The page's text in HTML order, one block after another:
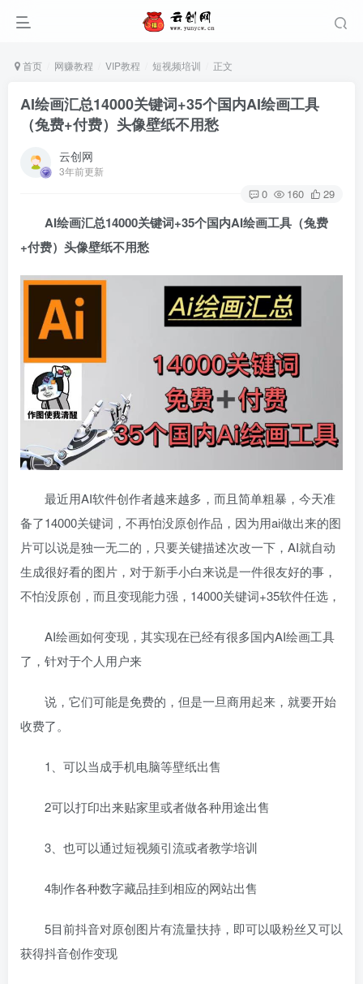
首页 网赚教程 VIP教程 短视频培训 正文
AI绘画汇总14000关键词+35个国内AI绘画工具
（兔费+付费）头像壁纸不用愁
云创网
3年前更新
0 160 29
AI绘画汇总14000关键词+35个国内AI绘画工具（兔费
+付费）头像壁纸不用愁
最近用AI软件创作者越来越多，而且简单粗暴，今天准
备了14000关键词，不再怕没原创作品，因为用ai做出来的图
片可以说是独一无二的，只要关键描述次改一下，AI就自动
生成很好看的图片，对于新手小白来说是一件很友好的事，
不怕没原创，而且变现能力强，14000关键词+35软件任选，
AI绘画如何变现，其实现在已经有很多国内AI绘画工具
了，针对于个人用户来
说，它们可能是免费的，但是一旦商用起来，就要开始
收费了。
1、可以当成手机电脑等壁纸出售
2可以打印出来贴家里或者做各种用途出售
3、也可以通过短视频引流或者教学培训
4制作各种数字藏品挂到相应的网站出售
5目前抖音对原创图片有流量扶持，即可以吸粉丝又可以
获得抖音创作变现